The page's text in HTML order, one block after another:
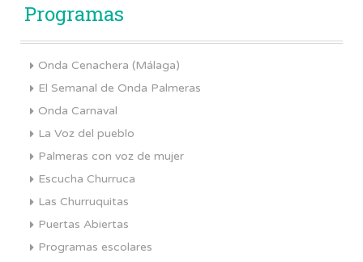
Programas
Onda Cenachera (Málaga)
El Semanal de Onda Palmeras
Onda Carnaval
La Voz del pueblo
Palmeras con voz de mujer
Escucha Churruca
Las Churruquitas
Puertas Abiertas
Programas escolares